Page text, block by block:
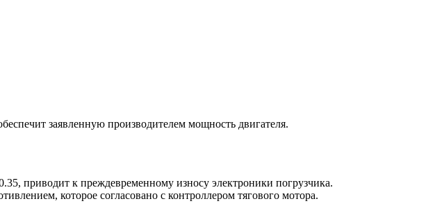
заявленную производителем мощность двигателя.
приводит к преждевременному износу электроники погрузчика.
которое согласовано с контроллером тягового мотора.